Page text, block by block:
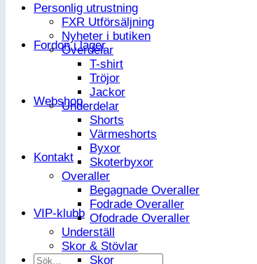
Fordon i lager
Webshop
Kontakt
VIP-klubb
Sök
Personlig utrustning
FXR Utförsäljning
Nyheter i butiken
Överdelar
T-shirt
Tröjor
Jackor
Underdelar
Shorts
Värmeshorts
Byxor
Skoterbyxor
Overaller
Begagnade Overaller
Fodrade Overaller
Ofodrade Overaller
Underställ
Skor & Stövlar
Skor